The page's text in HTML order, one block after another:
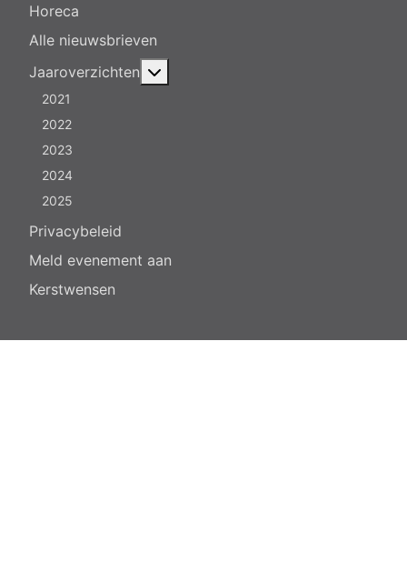
Horeca
Alle nieuwsbrieven
Jaaroverzichten
2021
2022
2023
2024
2025
Privacybeleid
Meld evenement aan
Kerstwensen